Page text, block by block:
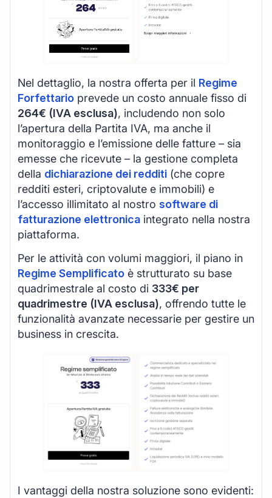
Nel dettaglio, la nostra offerta per il Regime
Forfettario prevede un costo annuale fisso di
264€ (IVA esclusa), includendo non solo
l’apertura della Partita IVA, ma anche il
monitoraggio e l’emissione delle fatture – sia
emesse che ricevute – la gestione completa
della dichiarazione dei redditi (che copre
redditi esteri, criptovalute e immobili) e
l’accesso illimitato al nostro software di
fatturazione elettronica integrato nella nostra
piattaforma.
Per le attività con volumi maggiori, il piano in
Regime Semplificato è strutturato su base
quadrimestrale al costo di 333€ per
quadrimestre (IVA esclusa), offrendo tutte le
funzionalità avanzate necessarie per gestire un
business in crescita.
I vantaggi della nostra soluzione sono evidenti: